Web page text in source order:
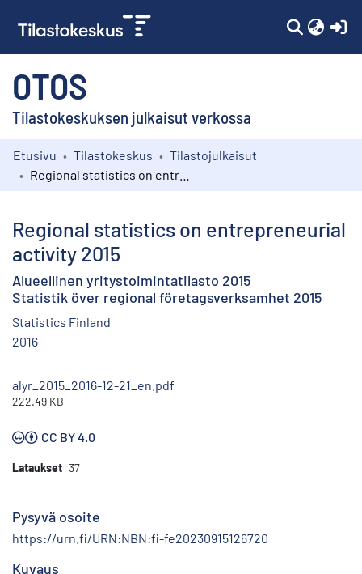
OTOS
Tilastokeskuksen julkaisut verkossa
Kokoelmat
Etusivu Tilastokeskus
Tilastojulkaisut
Regional statistics on entrepreneurial
activity 2015
Alueellinen yritystoimintatilasto 2015
Statistik över regional företagsverksamhet 2015
Statistics Finland
2016
alyr_2015_2016-12-21_en.pdf
222.49 KB
CC BY 4.0
Lataukset 37
Pysyvä osoite
https://urn.fi/URN:NBN:fi-fe20230915126720
Kuvaus